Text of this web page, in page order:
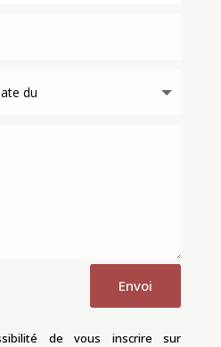
Envoi
de vous inscrire sur